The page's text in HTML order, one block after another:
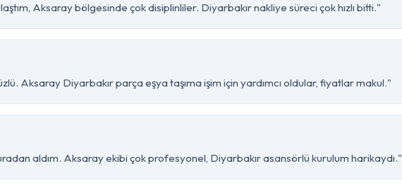
Aksaray bölgesinde çok disiplinliler. Diyarbakır nakliye süreci çok hızlı bitti."
Aksaray Diyarbakır parça eşya taşıma işim için yardımcı oldular, fiyatlar makul."
aldım. Aksaray ekibi çok profesyonel, Diyarbakır asansörlü kurulum harikaydı."